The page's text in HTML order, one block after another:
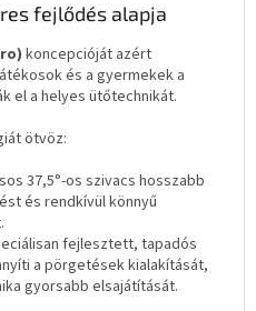
fejlődés alapja
koncepcióját azért
és a gyermekek a
el a helyes ütőtechnikát.
ötvöz:
37,5°-os szivacs hosszabb
és rendkívül könnyű
fejlesztett, tapadós
a pörgetések kialakítását,
gyorsabb elsajátítását.